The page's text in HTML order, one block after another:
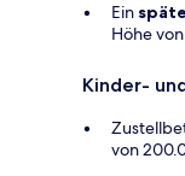
Ein
Höhe
Kinder-
von